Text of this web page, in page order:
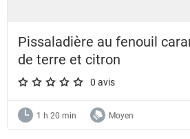
Pissaladière au fenouil
de terre et citron
A star rating of 0 out of 5.
0 avis
1 h 20 min Moyen